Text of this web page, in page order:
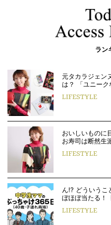
ラン
元タカラジェン
は？ 「ユニー
LIFESTYLE
おいしいものに
お寿司は断然生
LIFESTYLE
ん!? どういうこ
ぼほぼ当たる！
LIFESTYLE